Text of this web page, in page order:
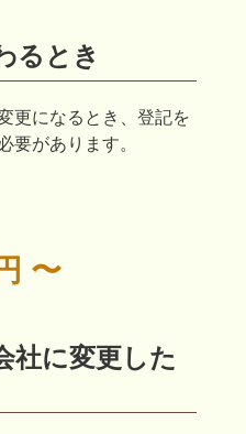
るとき
更になるとき、登記を
があります。
〜
社に変更した